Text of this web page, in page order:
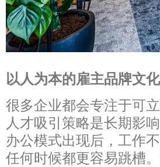
以人为本的雇主品牌文化
很多企业都会专注于可
人才吸引策略是长期影
办公模式出现后，工作
任何时候都更容易跳槽